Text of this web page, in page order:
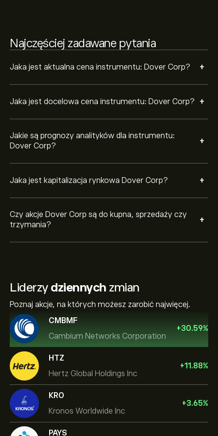
Najczęściej zadawane pytania
Jaka jest aktualna cena instrumentu: Dover Corp? +
Jaka jest docelowa cena instrumentu: Dover Corp? +
Jakie są prognozy analityków dla instrumentu:
Dover Corp?
+
Jaka jest kapitalizacja rynkowa Dover Corp? +
Czy akcje Dover Corp są do kupna, sprzedaży czy
trzymania?
+
Mocny sygnał kupna.
Liderzy dziennych zmian
Poznaj akcje, na których możesz zarobić najwięcej.
CMBMF
Cambium Networks Corporation
+30.59%
HTZ
Hertz Global Holdings Inc
+11.88%
KRO
Kronos Worldwide Inc
+3.65%
PAYS